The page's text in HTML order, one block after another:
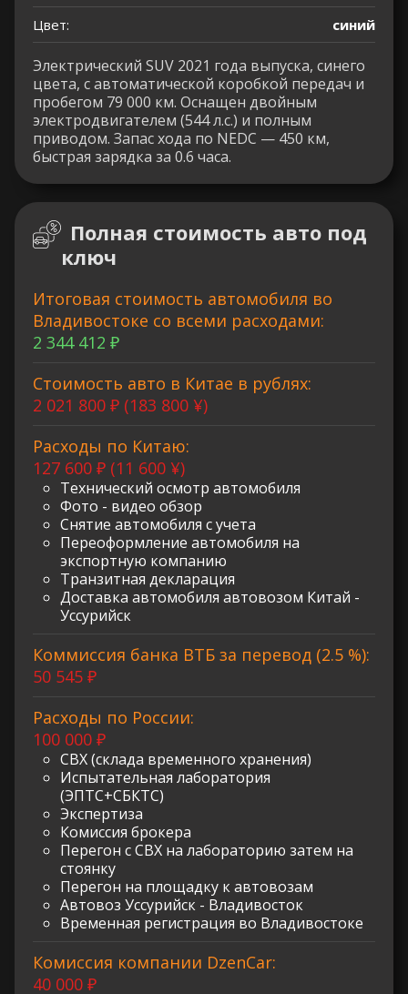
Цвет:
синий
Электрический SUV 2021 года выпуска, синего
цвета, с автоматической коробкой передач и
пробегом 79 000 км. Оснащен двойным
электродвигателем (544 л.с.) и полным
приводом. Запас хода по NEDC — 450 км,
быстрая зарядка за 0.6 часа.
Полная стоимость авто под
ключ
Итоговая стоимость автомобиля во
Владивостоке со всеми расходами:
2 344 412 ₽
Стоимость авто в Китае в рублях:
2 021 800 ₽ (183 800 ¥)
Расходы по Китаю:
127 600 ₽ (11 600 ¥)
Технический осмотр автомобиля
Фото - видео обзор
Снятие автомобиля с учета
Переоформление автомобиля на
экспортную компанию
Транзитная декларация
Доставка автомобиля автовозом Китай -
Уссурийск
Коммиссия банка ВТБ за перевод (2.5 %):
50 545 ₽
Расходы по России:
100 000 ₽
СВХ (склада временного хранения)
Испытательная лаборатория
(ЭПТС+СБКТС)
Экспертиза
Комиссия брокера
Перегон с СВХ на лабораторию затем на
стоянку
Перегон на площадку к автовозам
Автовоз Уссурийск - Владивосток
Временная регистрация во Владивостоке
Комиссия компании DzenCar:
40 000 ₽